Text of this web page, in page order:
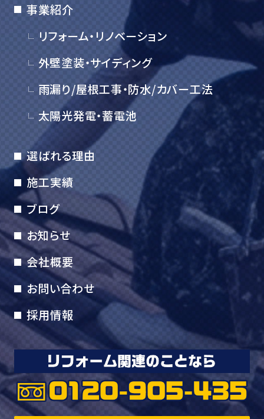
事業紹介
リフォーム・リノベーション
外壁塗装・サイディング
雨漏り/屋根工事・防水/カバー工法
太陽光発電・蓄電池
選ばれる理由
施工実績
ブログ
お知らせ
会社概要
お問い合わせ
採用情報